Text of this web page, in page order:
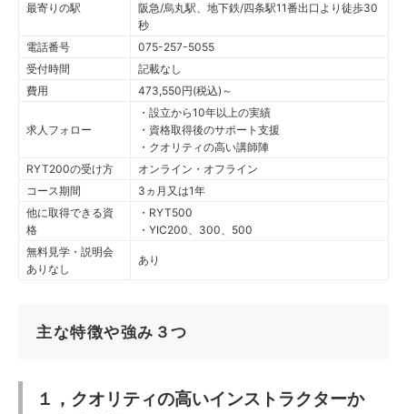
最寄りの駅
阪急/烏丸駅、地下鉄/四条駅11番出口より徒歩30
秒
電話番号
075-257-5055
受付時間
記載なし
費用
473,550円(税込)～
求人フォロー
・設立から10年以上の実績
・資格取得後のサポート支援
・クオリティの高い講師陣
RYT200の受け方
オンライン・オフライン
コース期間
3ヵ月又は1年
他に取得できる資
格
・RYT500
・YIC200、300、500
無料見学・説明会
ありなし
あり
主な特徴や強み３つ
１，クオリティの高いインストラクターか